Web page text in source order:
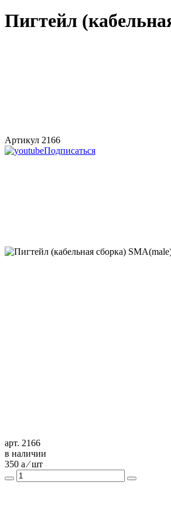
Пигтейл
Артикул 2166
Подписаться
арт. 2166
в наличии
350 a ⁄ шт